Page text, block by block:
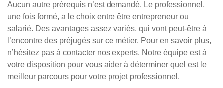
Aucun autre prérequis n’est demandé. Le professionnel,
une fois formé, a le choix entre être entrepreneur ou
salarié. Des avantages assez variés, qui vont peut-être à
l’encontre des préjugés sur ce métier. Pour en savoir plus,
n’hésitez pas à contacter nos experts. Notre équipe est à
votre disposition pour vous aider à déterminer quel est le
meilleur parcours pour votre projet professionnel.